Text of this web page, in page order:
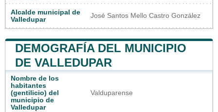
Alcalde municipal de
Valledupar
José Santos Mello Castro González
DEMOGRAFÍA DEL MUNICIPIO
DE VALLEDUPAR
Nombre de los
habitantes
(gentilicio) del
municipio de
Valledupar
Valduparense